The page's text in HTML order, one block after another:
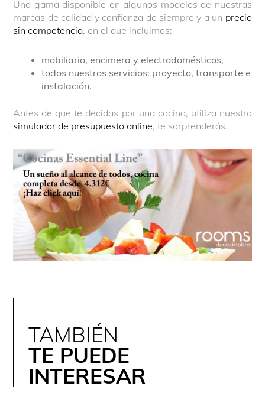
Una gama disponible en algunos modelos de nuestras
marcas de calidad y confianza de siempre y a un precio
sin competencia, en el que incluimos:
mobiliario, encimera y electrodomésticos,
todos nuestros servicios: proyecto, transporte e
instalación.
Antes de que te decidas por una cocina, utiliza nuestro
simulador de presupuesto online, te sorprenderás.
TAMBIÉN
TE PUEDE
INTERESAR